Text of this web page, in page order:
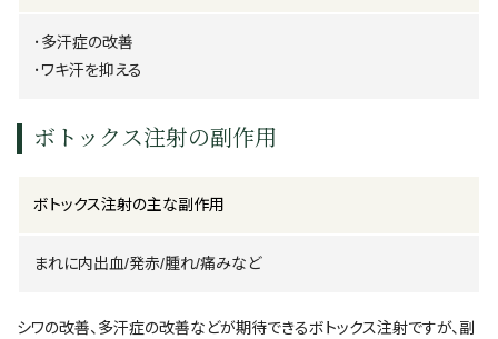
･多汗症の改善
･ワキ汗を抑える
ボトックス注射の副作用
ボトックス注射の主な副作用
まれに内出血/発赤/腫れ/痛みなど
シワの改善、多汗症の改善などが期待できるボトックス注射ですが、副